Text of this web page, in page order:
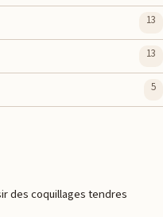
13
13
5
des coquillages tendres